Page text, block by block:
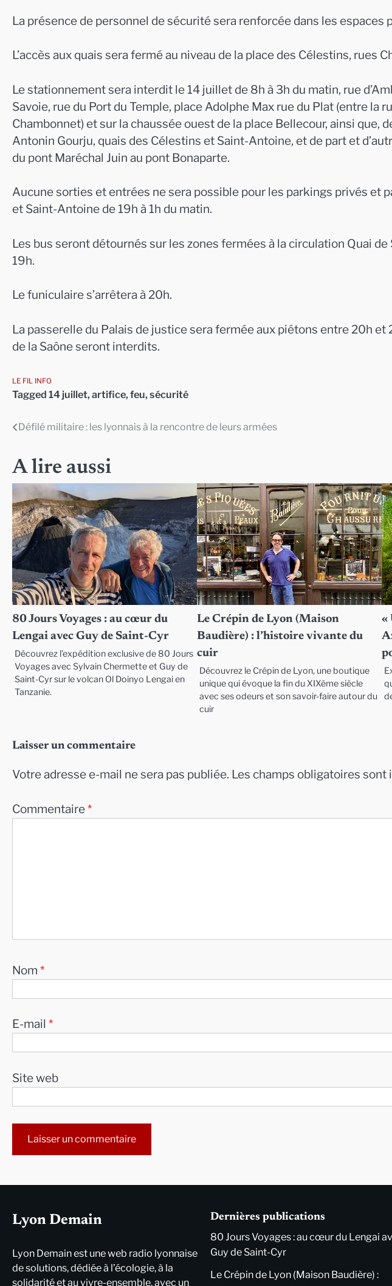
La présence de personnel de sécurité sera renforcée dans les espaces
L’accès aux quais sera fermé au niveau de la place des Célestins, rues
Le stationnement sera interdit le 14 juillet de 8h à 3h du matin, rue
Savoie, rue du Port du Temple, place Adolphe Max rue du Plat (entre la
Chambonnet) et sur la chaussée ouest de la place Bellecour, ainsi que,
Antonin Gourju, quais des Célestins et Saint-Antoine, et de part et
du pont Maréchal Juin au pont Bonaparte.
Aucune sorties et entrées ne sera possible pour les parkings privés et
et Saint-Antoine de 19h à 1h du matin.
Les bus seront détournés sur les zones fermées à la circulation Quai
19h.
Le funiculaire s’arrêtera à 20h.
La passerelle du Palais de justice sera fermée aux piétons entre 20h et
de la Saône seront interdits.
LE FIL INFO
Tagged 14 juillet, artifice, feu, sécurité
Navigation
l’article
Défilé militaire : les lyonnais à la rencontre de leurs armées
A lire aussi
80 Jours Voyages : au cœur du
Lengai avec Guy de Saint-Cyr
Découvrez l’expédition exclusive de 80 Jours
Voyages avec Sylvain Chermette et Guy de
Saint-Cyr sur le volcan Ol Doinyo Lengai en
Tanzanie.
Le Crépin de Lyon (Maison
Baudière) : l’histoire vivante du
cuir
Découvrez le Crépin de Lyon, une boutique
unique qui évoque la fin du XIXème siècle
avec ses odeurs et son savoir-faire autour du
cuir
«
Laisser un commentaire
Votre adresse e-mail ne sera pas publiée. Les champs obligatoires sont
Commentaire*
Nom *
E-mail *
Site web
Lyon Demain
Lyon Demain est une web radio lyonnaise
de solutions, dédiée à l’écologie, à la
solidarité et au vivre-ensemble, avec un
Dernières publications
80 Jours Voyages : au cœur du Lengai
Guy de Saint-Cyr
Le Crépin de Lyon (Maison Baudière) :